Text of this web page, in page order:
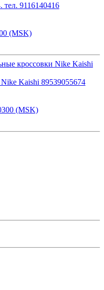
9116140416
(MSK)
Kaishi 89539055674
(MSK)